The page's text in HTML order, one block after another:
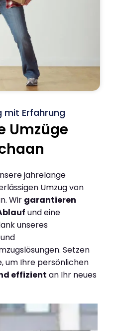
mit Erfahrung
Umzüge
jahrelange
Umzug von
Wir garantieren
und eine
unseres
Setzen
um Ihre persönlichen
effizient an Ihr neues